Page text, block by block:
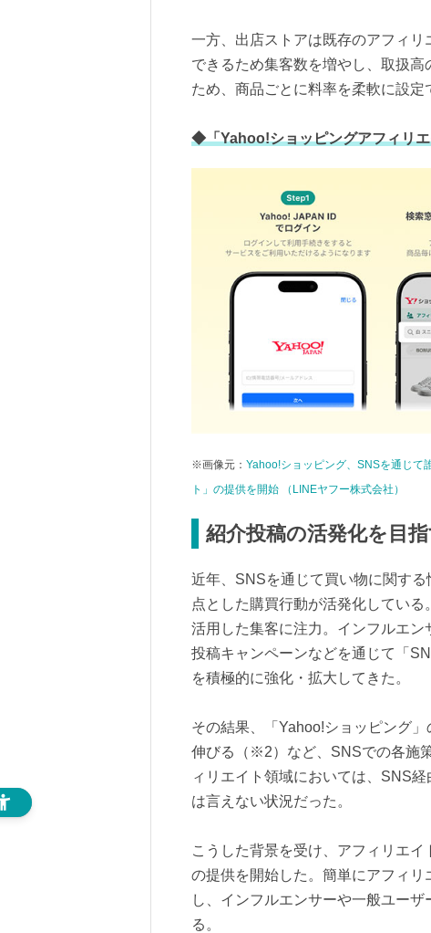
一方、出店ストアは既存のアフィ
できるため集客数を増やし、取扱
ため、商品ごとに料率を柔軟に設定
◆「Yahoo!ショッピングアフィリ
※画像元： Yahoo!ショッピング、SNSを通じて
ト」の提供を開始 （LINEヤフー株式会社）
紹介投稿の活発化を目
近年、SNSを通じて買い物に関す
点とした購買行動が活発化してい
活用した集客に注力。インフルエ
投稿キャンペーンなどを通じて「
を積極的に強化・拡大してきた。
その結果、「Yahoo!ショッピング
伸びる（※2）など、SNSでの各施
ィリエイト領域においては、SNS
は言えない状況だった。
こうした背景を受け、アフィリエ
の提供を開始した。簡単にアフィ
し、インフルエンサーや一般ユー
る。